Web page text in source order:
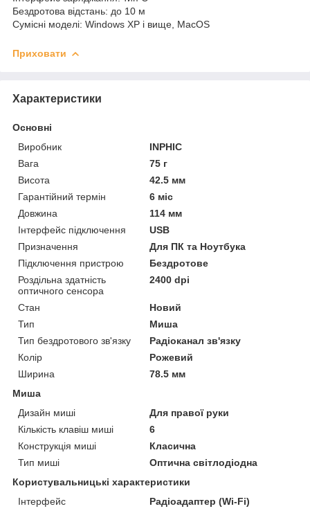
Бездротова відстань: до 10 м
Сумісні моделі: Windows XP і вище, MacOS
Приховати
Характеристики
Основні
Виробник
INPHIC
Вага
75 г
Висота
42.5 мм
Гарантійний термін
6 міс
Довжина
114 мм
Інтерфейс підключення
USB
Призначення
Для ПК та Ноутбука
Підключення пристрою
Бездротове
Роздільна здатність
оптичного сенсора
2400 dpi
Стан
Новий
Тип
Миша
Тип бездротового зв'язку
Радіоканал зв'язку
Колір
Рожевий
Ширина
78.5 мм
Миша
Дизайн миші
Для правої руки
Кількість клавіш миші
6
Конструкція миші
Класична
Тип миші
Оптична світлодіодна
Користувальницькі характеристики
Інтерфейс
Радіоадаптер (Wi-Fi)